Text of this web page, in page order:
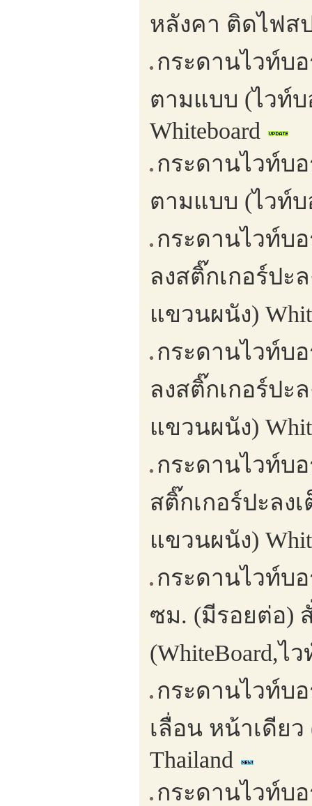
หลังคา ติดไฟส
กระดานไวท์บ
ตามแบบ (ไวท์
Whiteboard
กระดานไวท์บอ
ตามแบบ (ไวท์บ
กระดานไวท์บ
ลงสติ๊กเกอร์ปะ
แขวนผนัง)
กระดานไวท์บ
ลงสติ๊กเกอร์ปะ
แขวนผนัง)
กระดานไวท์บ
สติ๊กเกอร์ปะลง
แขวนผนัง)
กระดานไวท์บ
ซม. (มีรอยต่อ)
(WhiteBoard,ไ
กระดานไวท์บ
เลื่อน หน้าเดีย
Thailand
กระดานไวท์บ